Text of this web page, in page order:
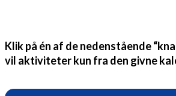
Klik på én af de nedenstående
vil aktiviteter kun fra den givne